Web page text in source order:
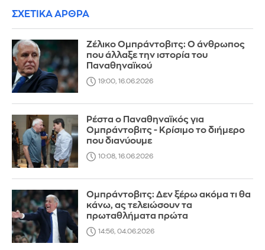
ΣΧΕΤΙΚΑ ΑΡΘΡΑ
Ζέλικο Ομπράντοβιτς: Ο άνθρωπος
που άλλαξε την ιστορία του
Παναθηναϊκού
19:00, 16.06.2026
Ρέστα ο Παναθηναϊκός για
Ομπράντοβιτς - Κρίσιμο το διήμερο
που διανύουμε
10:08, 16.06.2026
Ομπράντοβιτς: Δεν ξέρω ακόμα τι θα
κάνω, ας τελειώσουν τα
πρωταθλήματα πρώτα
14:56, 04.06.2026